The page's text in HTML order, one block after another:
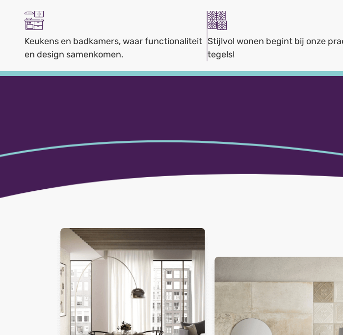
Keukens en badkamers, waar functionaliteit
en design samenkomen.
Stijlvol wonen begint bij onze
tegels!